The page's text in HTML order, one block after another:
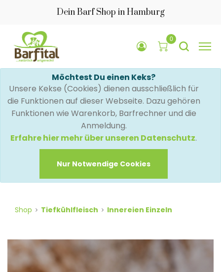
Dein Barf Shop in Hamburg
0
Möchtest Du einen Keks?
Unsere Kekse (Cookies) dienen ausschließlich für
die Funktionen auf dieser Webseite. Dazu gehören
Funktionen wie Warenkorb, Barfrechner und die
Anmeldung.
Erfahre hier mehr über unseren Datenschutz.
Nur Notwendige Cookies
Shop Tiefkühlfleisch Innereien Einzeln